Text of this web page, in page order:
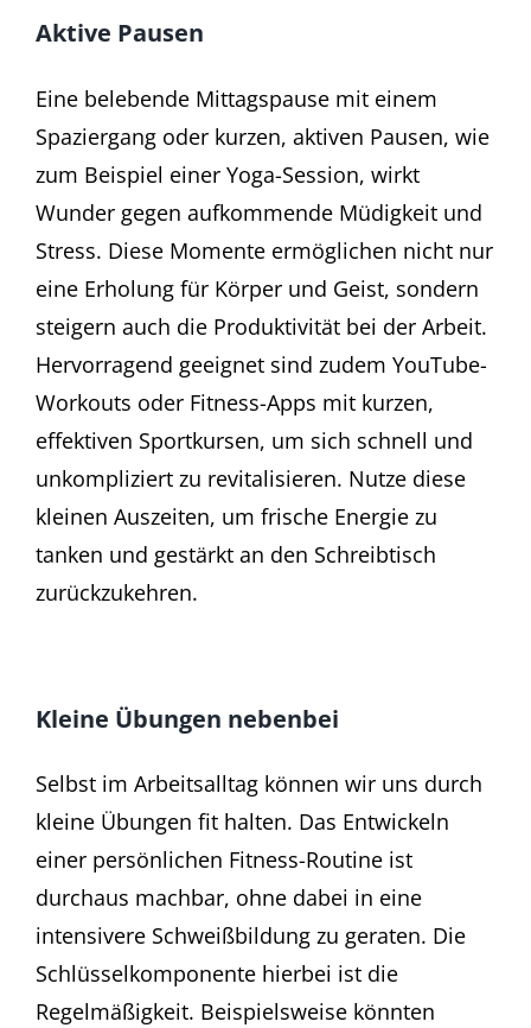
Aktive Pausen
Eine belebende Mittagspause mit einem
Spaziergang oder kurzen, aktiven Pausen, wie
zum Beispiel einer Yoga-Session, wirkt
Wunder gegen aufkommende Müdigkeit und
Stress. Diese Momente ermöglichen nicht nur
eine Erholung für Körper und Geist, sondern
steigern auch die Produktivität bei der Arbeit.
Hervorragend geeignet sind zudem YouTube-
Workouts oder Fitness-Apps mit kurzen,
effektiven Sportkursen, um sich schnell und
unkompliziert zu revitalisieren. Nutze diese
kleinen Auszeiten, um frische Energie zu
tanken und gestärkt an den Schreibtisch
zurückzukehren.
Kleine Übungen nebenbei
Selbst im Arbeitsalltag können wir uns durch
kleine Übungen fit halten. Das Entwickeln
einer persönlichen Fitness-Routine ist
durchaus machbar, ohne dabei in eine
intensivere Schweißbildung zu geraten. Die
Schlüsselkomponente hierbei ist die
Regelmäßigkeit. Beispielsweise könnten